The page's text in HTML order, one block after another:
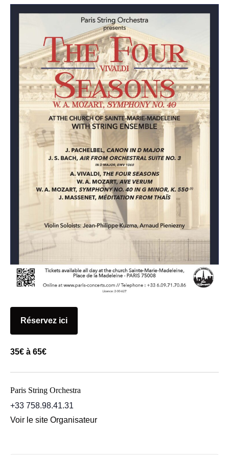
Réservez ici
35€ à 65€
Paris String Orchestra
+33 758.98.41.31
Voir le site Organisateur